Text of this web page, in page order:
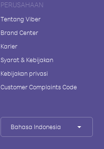
PERUSAHAAN
Tentang Viber
Brand Center
Karier
Syarat & Kebijakan
Kebijakan privasi
Customer Complaints Code
Bahasa Indonesia